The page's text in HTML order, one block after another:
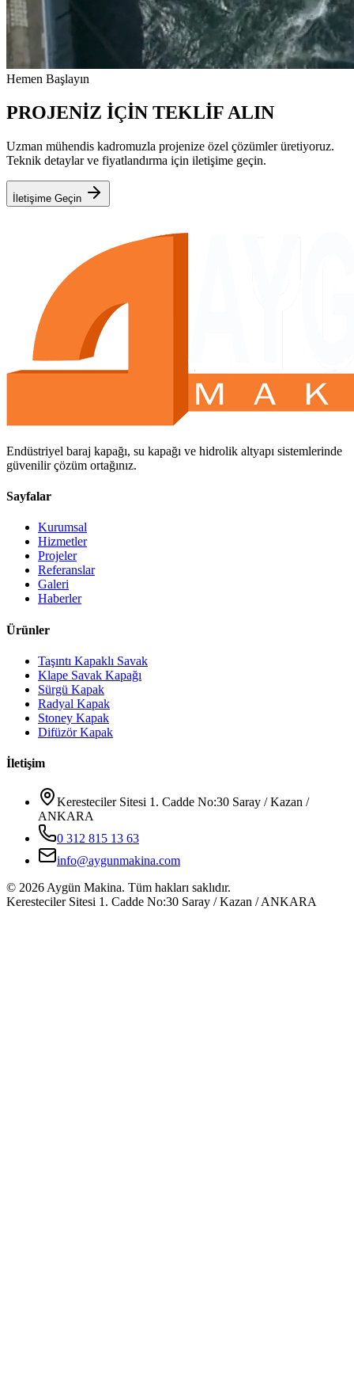
Hemen Başlayın
PROJENİZ İÇİN TEKLİF ALIN
Uzman mühendis kadromuzla projenize özel çözümler üretiyoruz.
Teknik detaylar ve fiyatlandırma için iletişime geçin.
İletişime Geçin
Endüstriyel baraj kapağı, su kapağı ve hidrolik altyapı sistemlerinde
güvenilir çözüm ortağınız.
Sayfalar
Kurumsal
Hizmetler
Projeler
Referanslar
Galeri
Haberler
Ürünler
Taşıntı Kapaklı Savak
Klape Savak Kapağı
Sürgü Kapak
Radyal Kapak
Stoney Kapak
Difüzör Kapak
İletişim
Keresteciler Sitesi 1. Cadde No:30 Saray / Kazan /
ANKARA
0 312 815 13 63
info@aygunmakina.com
© 2026Aygün Makina. Tüm hakları saklıdır.
Keresteciler Sitesi 1. Cadde No:30 Saray / Kazan / ANKARA